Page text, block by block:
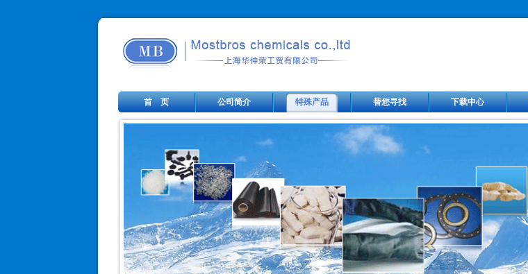
首 页 公司简介 特殊产品 替您寻找 下载中心